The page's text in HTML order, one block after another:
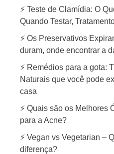
⚡ Teste de Clamídia: O
Quando Testar,
⚡ Os Preservativos
duram, onde encontrar a
⚡ Remédios para a gota:
Naturais que você pode
casa
⚡ Quais são os Melhores
para a Acne?
⚡ Vegan vs Vegetarian –
diferença?